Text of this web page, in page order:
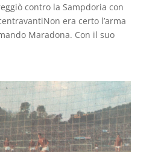
contro la Sampdoria con
era certo l’arma
Maradona. Con il suo